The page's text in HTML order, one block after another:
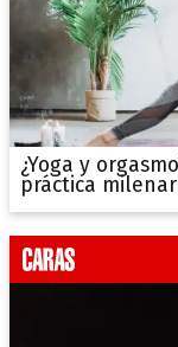
¿Yoga y
práctica